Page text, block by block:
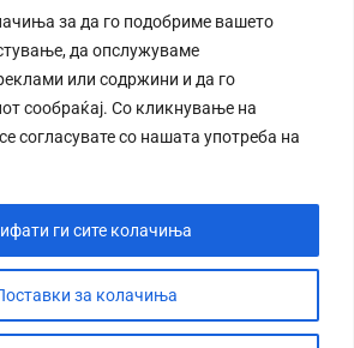
за да го подобриме вашето
да опслужуваме
или содржини и да го
сообраќај. Со кликнување на
согласувате со нашата употреба на
за колачиња
ги сите колачиња